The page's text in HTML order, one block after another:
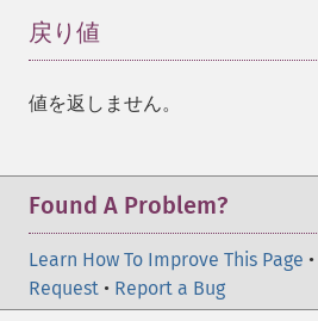
戻り値
値を返しません。
Found A Problem?
Learn How To Improve This Page •
Request • Report a Bug